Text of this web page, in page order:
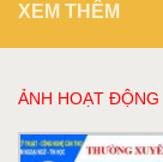
XEM THÊM
ẢNH HOẠT ĐỘNG